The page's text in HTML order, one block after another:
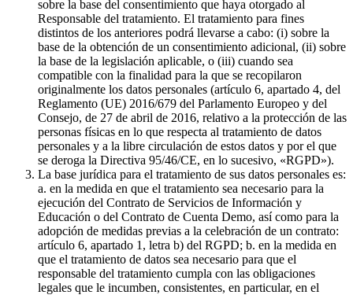
sobre la base del consentimiento que haya otorgado al
Responsable del tratamiento. El tratamiento para fines
distintos de los anteriores podrá llevarse a cabo: (i) sobre la
base de la obtención de un consentimiento adicional, (ii) sobre
la base de la legislación aplicable, o (iii) cuando sea
compatible con la finalidad para la que se recopilaron
originalmente los datos personales (artículo 6, apartado 4, del
Reglamento (UE) 2016/679 del Parlamento Europeo y del
Consejo, de 27 de abril de 2016, relativo a la protección de las
personas físicas en lo que respecta al tratamiento de datos
personales y a la libre circulación de estos datos y por el que
se deroga la Directiva 95/46/CE, en lo sucesivo, «RGPD»).
La base jurídica para el tratamiento de sus datos personales es:
a. en la medida en que el tratamiento sea necesario para la
ejecución del Contrato de Servicios de Información y
Educación o del Contrato de Cuenta Demo, así como para la
adopción de medidas previas a la celebración de un contrato:
artículo 6, apartado 1, letra b) del RGPD; b. en la medida en
que el tratamiento de datos sea necesario para que el
responsable del tratamiento cumpla con las obligaciones
legales que le incumben, consistentes, en particular, en el